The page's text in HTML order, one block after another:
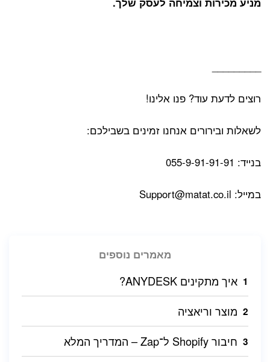
רוצים לדעת עוד? פנו אלינו!
לשאלות ובירורים אנחנו זמינים בשבילכם:
בנייד: 055-9-91-91-91
במייל: Support@matat.co.il
מאמרים נוספים
איך מתקינים ANYDESK?
מוצר וריאציה
חיבור Shopify ל־Zap – המדריך המלא